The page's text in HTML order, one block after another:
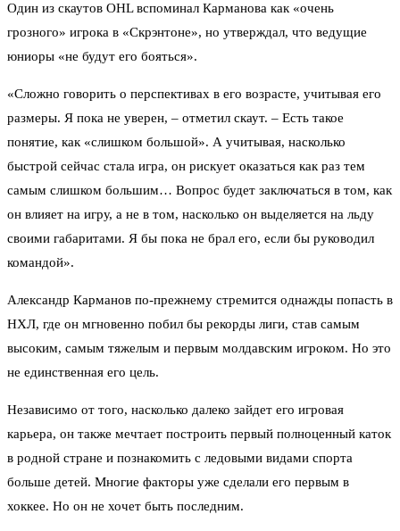
Один из скаутов OHL вспоминал Карманова как «очень
грозного» игрока в «Скрэнтоне», но утверждал, что ведущие
юниоры «не будут его бояться».
«Сложно говорить о перспективах в его возрасте, учитывая его
размеры. Я пока не уверен, – отметил скаут. – Есть такое
понятие, как «слишком большой». А учитывая, насколько
быстрой сейчас стала игра, он рискует оказаться как раз тем
самым слишком большим… Вопрос будет заключаться в том, как
он влияет на игру, а не в том, насколько он выделяется на льду
своими габаритами. Я бы пока не брал его, если бы руководил
командой».
Александр Карманов по-прежнему стремится однажды попасть в
НХЛ, где он мгновенно побил бы рекорды лиги, став самым
высоким, самым тяжелым и первым молдавским игроком. Но это
не единственная его цель.
Независимо от того, насколько далеко зайдет его игровая
карьера, он также мечтает построить первый полноценный каток
в родной стране и познакомить с ледовыми видами спорта
больше детей. Многие факторы уже сделали его первым в
хоккее. Но он не хочет быть последним.